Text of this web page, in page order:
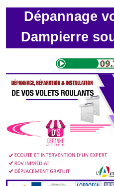
Dépannage
Dampierre